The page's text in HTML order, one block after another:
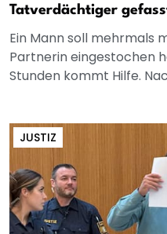
Tatverdächtiger
Ein Mann soll mehrmals
Partnerin eingestochen
Stunden kommt Hilfe.
JUSTIZ